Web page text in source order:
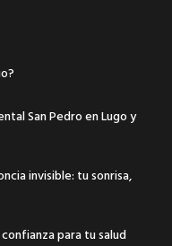
San Pedro en Lugo y
invisible: tu sonrisa,
para tu salud